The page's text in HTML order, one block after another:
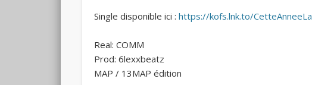
Single disponible ici :https://kofs.lnk.to/CetteAnneeLa
Real: COMM
Prod: 6lexxbeatz
MAP / 13MAP édition